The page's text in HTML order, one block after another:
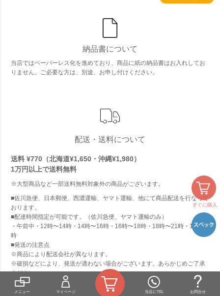
すぐに購入
納品書について
当店ではペーパーレス化を進めており、商品に紙の納品書はお入れしてお
りません。ご必要な方は、別途、お申し付けください。
配送・送料について
送料 ¥770（北海道¥1,650・沖縄¥1,980）
1万円以上で送料無料
※大型商品など一部送料無料対象外の商品がございます。
■佐川急便、日本郵便、西濃運輸、ヤマト運輸、他にて商品配送を行なって
おります。
■配達時間指定が可能です。（佐川急便、ヤマト運輸のみ）
・午前中・12時〜14時・14時〜16時・16時〜18時・18時〜21時・19～21
時
■発送の注意点
※商品により配送会社が異なります。
※破損などにより、発送が適わない場合がございます。あらかじめご了承
ください。
※交通機関の不具合や悪天候などその他の不可抗力が生じた場合には、商
品の到着時間帯が前後することがありますのでご了承願います。
メニュー マイページ 当店にTEL お問合せ